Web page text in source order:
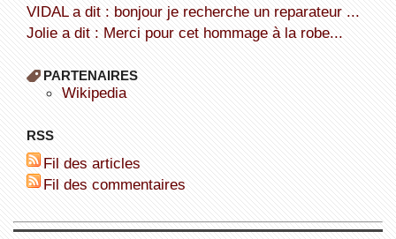
VIDAL a dit : bonjour je recherche un reparateur ...
Jolie a dit : Merci pour cet hommage à la robe...
PARTENAIRES
wikipedia
RSS
Fil des articles
Fil des commentaires